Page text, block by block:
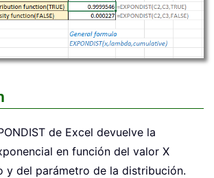
de Excel devuelve la
en función del valor X
y del parámetro de la distribución.